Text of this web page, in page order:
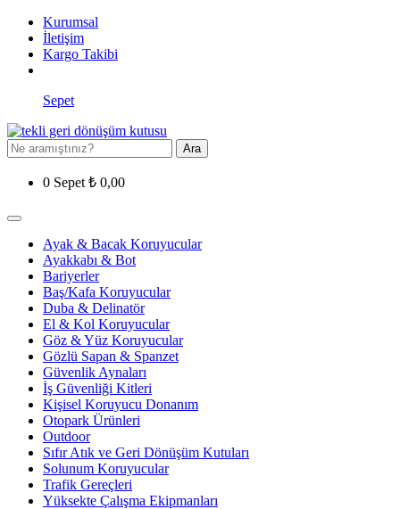
Kurumsal
İletişim
Kargo Takibi
Sepet
Ara
0 Sepet ₺ 0,00
Ayak & Bacak Koruyucular
Ayakkabı & Bot
Bariyerler
Baş/Kafa Koruyucular
Duba & Delinatör
El & Kol Koruyucular
Göz & Yüz Koruyucular
Gözlü Sapan & Spanzet
Güvenlik Aynaları
İş Güvenliği Kitleri
Kişisel Koruyucu Donanım
Otopark Ürünleri
Outdoor
Sıfır Atık ve Geri Dönüşüm Kutuları
Solunum Koruyucular
Trafik Gereçleri
Yüksekte Çalışma Ekipmanları